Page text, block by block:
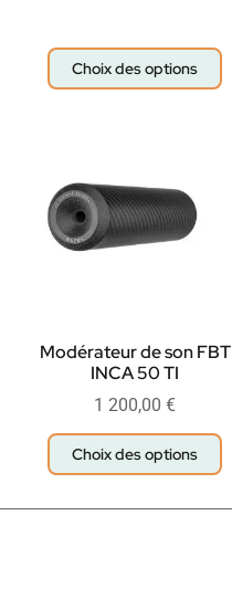
Choix des options
Modérateur de son FBT
INCA 50 TI
1 200,00 €
Choix des options